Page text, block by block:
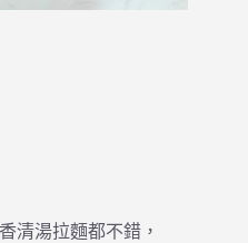
清湯拉麵都不錯，